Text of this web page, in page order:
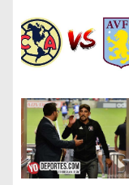
e
e
t
r